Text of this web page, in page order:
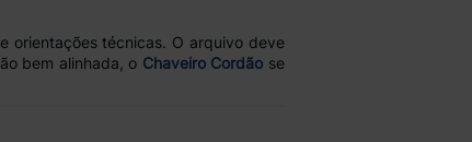
orientações técnicas. O arquivo deve
bem alinhada, o Chaveiro Cordão se